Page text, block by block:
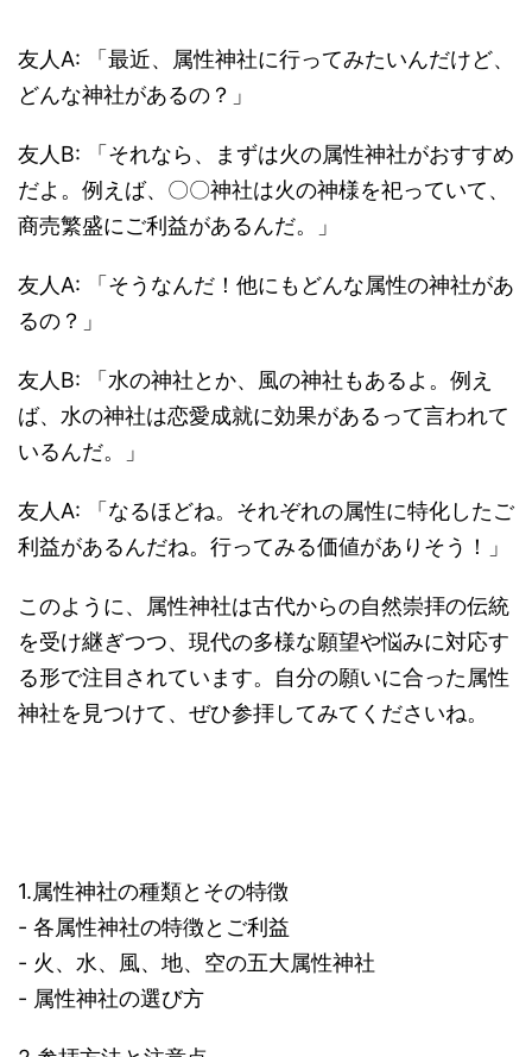
友人A: 「最近、属性神社に行ってみたいんだけど、
どんな神社があるの？」
友人B: 「それなら、まずは火の属性神社がおすすめ
だよ。例えば、〇〇神社は火の神様を祀っていて、
商売繁盛にご利益があるんだ。」
友人A: 「そうなんだ！他にもどんな属性の神社があ
るの？」
友人B: 「水の神社とか、風の神社もあるよ。例え
ば、水の神社は恋愛成就に効果があるって言われて
いるんだ。」
友人A: 「なるほどね。それぞれの属性に特化したご
利益があるんだね。行ってみる価値がありそう！」
このように、属性神社は古代からの自然崇拝の伝統
を受け継ぎつつ、現代の多様な願望や悩みに対応す
る形で注目されています。自分の願いに合った属性
神社を見つけて、ぜひ参拝してみてくださいね。
1.属性神社の種類とその特徴
- 各属性神社の特徴とご利益
- 火、水、風、地、空の五大属性神社
- 属性神社の選び方